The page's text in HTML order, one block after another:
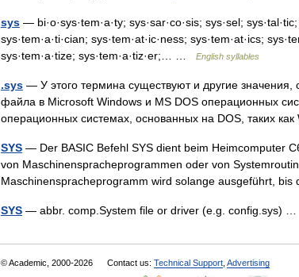
sys — bi·o·sys·tem·a·ty; sys·sar·co·sis; sys·sel;
sys·tem·a·ti·cian; sys·tem·at·ic·ness; sys·tem·at·ics;
sys·tem·a·tize; sys·tem·a·tiz·er;… …
English syllables
.sys — У этого термина существуют и другие
файла в Microsoft Windows и MS DOS операционных
операционных системах, основанных на DOS, таких
SYS — Der BASIC Befehl SYS dient beim Heimcomputer
von Maschinenspracheprogrammen oder von
Maschinenspracheprogramm wird solange ausgeführt,
SYS — abbr. comp.System file or driver (e.g. config.sys) …
© Academic, 2000-2026 Contact us: Technical Support Advertising